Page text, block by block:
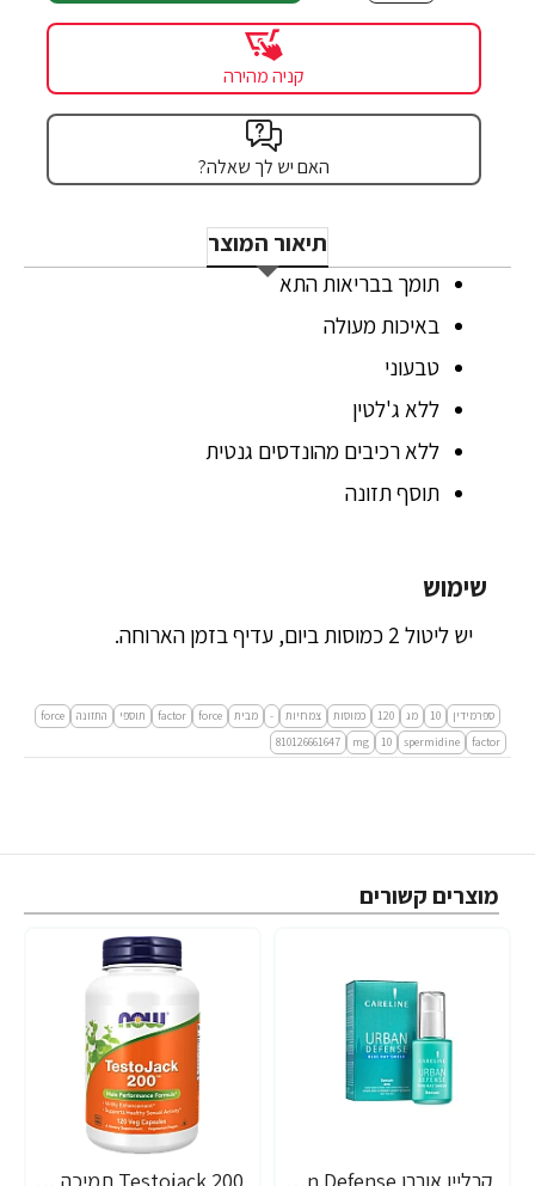
קניה מהירה
האם יש לך שאלה?
תיאור המוצר
תומך בבריאות התא
באיכות מעולה
טבעוני
ללא ג'לטין
ללא רכיבים מהונדסים גנטית
תוסף תזונה
שימוש
יש ליטול 2 כמוסות ביום, עדיף בזמן הארוחה.
ספרמידין 10 מג 120 כמוסות צמחיות - מבית force
factor תוספי התזונה
force
factor‏
spermidine
10
mg
810126661647
מוצרים קשורים